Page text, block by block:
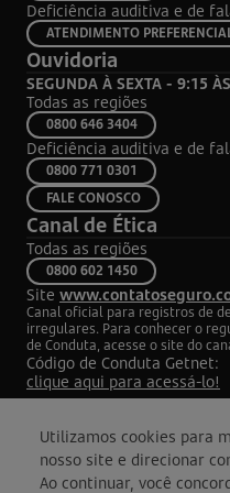
Utilizamos cookies para
nosso site e direcionar
Ao continuar, você
Condições para a contratação
O valor do desconto na
vigente será concedido com
Quanto maior for o
A adesão à oferta está
mediante aceite expresso
Após a abertura, a Get Conta
bancário para recebimento de
data das transações e
Caso o cliente não seja
outro domicílio bancário nos
continuando apto para os
Importante saber
Para receber o desconto no
Deficiência auditiva e de
ATENDIMENTO
Ouvidoria
SEGUNDA À SEXTA - 9:15
Todas as regiões
0800 646 3404
Deficiência auditiva e de
0800 771 0301
FALE CONOSCO
Canal de Ética
Todas as regiões
0800 602 1450
Site
Canal oficial para registros de
irregulares. Para conhecer o
de Conduta, acesse o site do
Código de Conduta Getnet:
clique aqui para acessá-lo!
©2024 Getnet -